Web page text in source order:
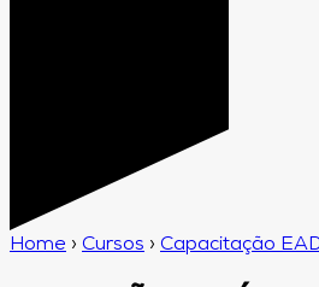
Home › Cursos › Capacitação